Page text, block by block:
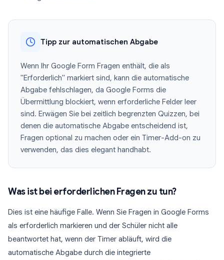
Tipp zur automatischen Abgabe
Wenn Ihr Google Form Fragen enthält, die als
"Erforderlich" markiert sind, kann die automatische
Abgabe fehlschlagen, da Google Forms die
Übermittlung blockiert, wenn erforderliche Felder leer
sind. Erwägen Sie bei zeitlich begrenzten Quizzen, bei
denen die automatische Abgabe entscheidend ist,
Fragen optional zu machen oder ein Timer-Add-on zu
verwenden, das dies elegant handhabt.
Was ist bei erforderlichen Fragen zu tun?
Dies ist eine häufige Falle. Wenn Sie Fragen in Google Forms
als erforderlich markieren und der Schüler nicht alle
beantwortet hat, wenn der Timer abläuft, wird die
automatische Abgabe durch die integrierte